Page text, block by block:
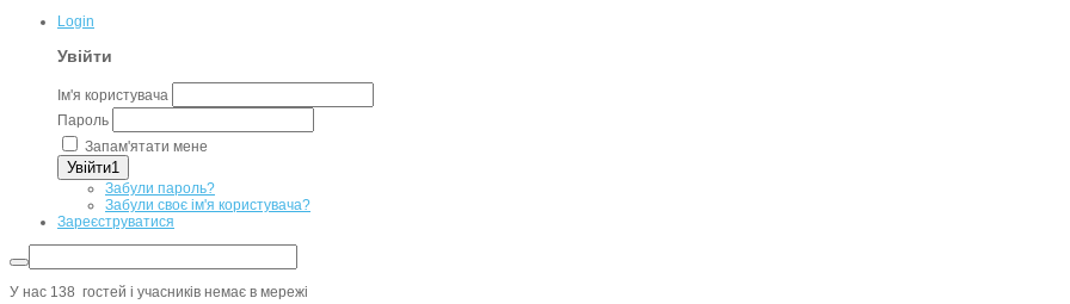
Login
Увійти
Ім'я користувача
Пароль
Запам'ятати мене
Увійти1
Забули пароль?
Забули своє ім'я користувача?
Зареєструватися
У нас 138 гостей i учасників немає в мережі